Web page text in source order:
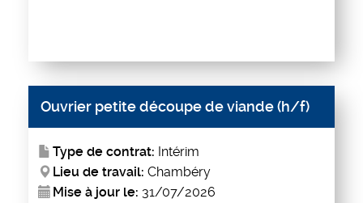
Ouvrier petite découpe de viande (h/f)
Type de contrat: Intérim
Lieu de travail: Chambéry
Mise à jour le: 31/07/2026